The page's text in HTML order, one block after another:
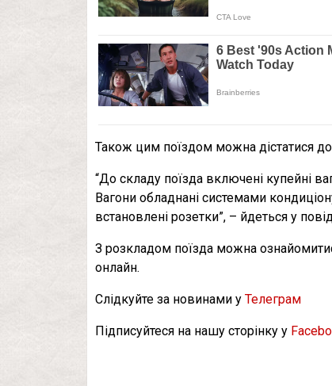
Також цим поїздом можна дістатися
“До складу поїзда включені купейні
Вагони обладнані системами
встановлені розетки”, – йдеться у
З розкладом поїзда можна
онлайн.
Слідкуйте за новинами у Телеграм
Підписуйтеся на нашу сторінку у